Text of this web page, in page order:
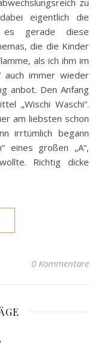
eigentlich die
es gerade diese
die die Kinder
als ich ihm im
auch immer wieder
anbot. Den Anfang
„Wischi Waschi“.
am liebsten schon
irrtümlich begann
eines großen „A“,
Richtig dicke
0 Kommentare